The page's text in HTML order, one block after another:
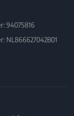
94075816
NL866627042B01